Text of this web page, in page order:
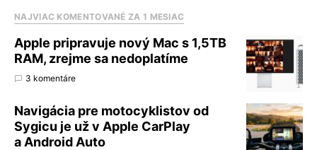
NAJVIAC KOMENTOVANÉ ZA 1 MESIAC
Apple pripravuje nový Mac s 1,5TB
RAM, zrejme sa nedoplatíme
3 komentáre
Navigácia pre motocyklistov od
Sygicu je už v Apple CarPlay
a Android Auto